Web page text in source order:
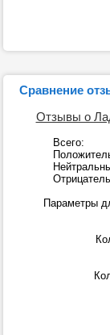
Сравнение
Отзывы о
Всего:
Параметры